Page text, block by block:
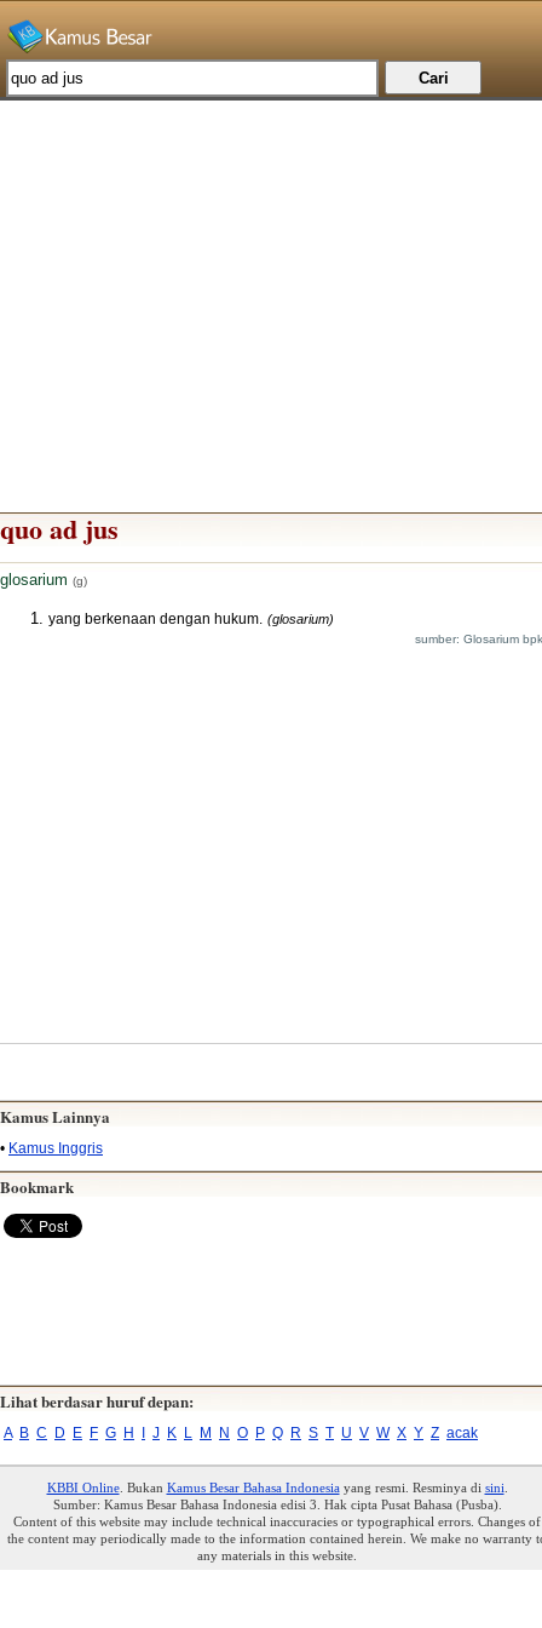
quo ad jus
glosarium (g)
yang berkenaan dengan hukum. (glosarium)
sumber: Glosarium
Kamus Lainnya
• Kamus Inggris
Bookmark
Lihat berdasar huruf depan:
A B C D E F G H I J K L M N O P Q R S T U V W X Y Z acak
KBBI Online. Bukan Kamus Besar Bahasa Indonesiayang resmi. Resminya di sini
Sumber: Kamus Besar Bahasa Indonesia edisi 3. Hak cipta Pusat Bahasa (Pusba).
Content of this website may include technical inaccuracies or typographical errors. Changes of
the content may periodically made to the information contained herein. We make no warranty
any materials in this website.